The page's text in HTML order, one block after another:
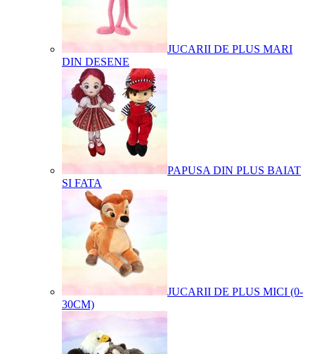
JUCARII DE PLUS MARI
DIN DESENE
PAPUSA DIN PLUS BAIAT
SI FATA
JUCARII DE PLUS MICI (0-
30CM)